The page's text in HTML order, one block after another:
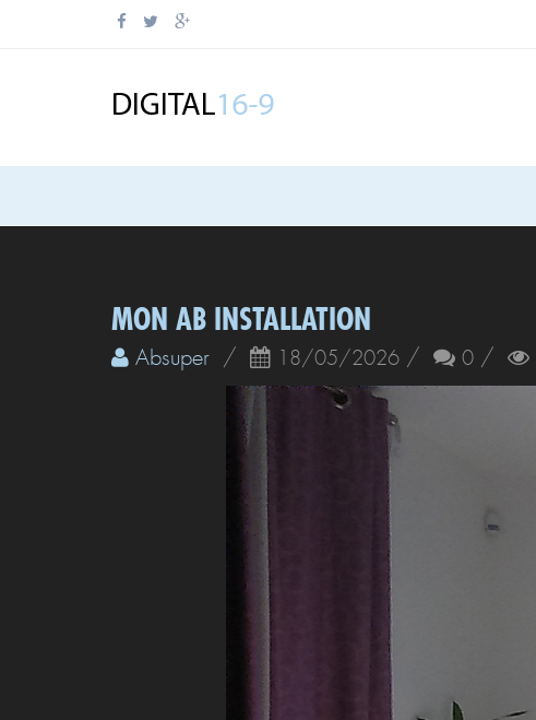
MON AB INSTALLATION
Absuper / 18/05/2026 / 0 /